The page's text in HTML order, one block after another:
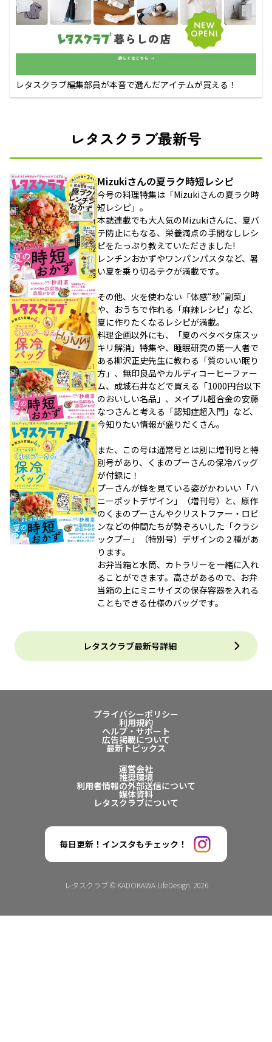
レタスクラブ編集部員が本音で選んだアイテムが買える！
レタスクラブ最新号
Mizukiさんの夏ラク時短レシピ
今号の料理特集は「Mizukiさんの夏ラク時
短レシピ」。
本誌連載でも大人気のMizukiさんに、夏バ
テ防止にもなる、栄養満点の手間なしレシ
ピをたっぷり教えていただきました!
レンチンおかずやワンパンパスタなど、暑
い夏を乗り切るテクが満載です。
その他、火を使わない「体感“秒”副菜」
や、おうちで作れる「麻辣レシピ」など、
夏に作りたくなるレシピが満載。
料理企画以外にも、「夏のベタベタ床スッ
キリ解消」特集や、睡眠研究の第一人者で
ある柳沢正史先生に教わる「質のいい眠り
方」、無印良品やカルディコーヒーファー
ム、成城石井などで買える「1000円台以下
のおいしい名品」、メイプル超合金の安藤
なつさんと考える「認知症超入門」など、
今知りたい情報が盛りだくさん。
また、この号は通常号とは別に増刊号と特
別号があり、くまのプーさんの保冷バッグ
が付録に！
プーさんが蜂を見ている姿がかわいい「ハ
ニーポットデザイン」（増刊号）と、原作
のくまのプーさんやクリストファー・ロビ
ンなどの仲間たちが勢ぞろいした「クラシ
ックプー」（特別号）デザインの２種があ
ります。
お弁当箱と水筒、カトラリーを一緒に入れ
ることができます。高さがあるので、お弁
当箱の上にミニサイズの保存容器を入れる
こともできる仕様のバッグです。
レタスクラブ最新号詳細
プライバシーポリシー
利用規約
ヘルプ・サポート
広告掲載について
最新トピックス
運営会社
推奨環境
利用者情報の外部送信について
媒体資料
レタスクラブについて
毎日更新！インスタもチェック！
レタスクラブ © KADOKAWA LifeDesign. 2026